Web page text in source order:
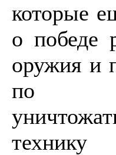
которые
о победе
оружия и
по